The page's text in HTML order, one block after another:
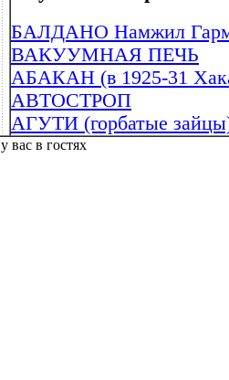
БАЛДАНО Намжил
ВАКУУМНАЯ ПЕЧЬ
АБАКАН (в 1925-31
АВТОСТРОП
АГУТИ (горбатые
у вас в гостях